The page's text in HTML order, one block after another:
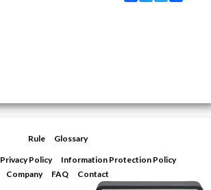
Rule Glossary
Privacy Policy
Information Protection Policy
Company
FAQ Contact